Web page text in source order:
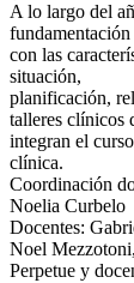
A lo largo del
fundamentación
con las
situación,
planificación,
talleres clínicos
integran el
clínica.
Coordinación
Noelia Curbelo
Docentes:
Noel
Perpetue y